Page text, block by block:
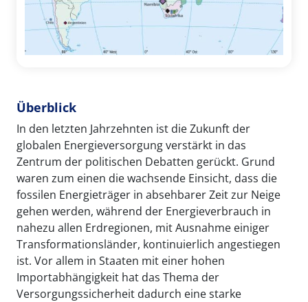
Überblick
In den letzten Jahrzehnten ist die Zukunft der
globalen Energieversorgung verstärkt in das
Zentrum der politischen Debatten gerückt. Grund
waren zum einen die wachsende Einsicht, dass die
fossilen Energieträger in absehbarer Zeit zur Neige
gehen werden, während der Energieverbrauch in
nahezu allen Erdregionen, mit Ausnahme einiger
Transformationsländer, kontinuierlich angestiegen
ist. Vor allem in Staaten mit einer hohen
Importabhängigkeit hat das Thema der
Versorgungssicherheit dadurch eine starke